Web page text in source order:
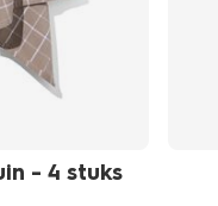
- 4 stuks